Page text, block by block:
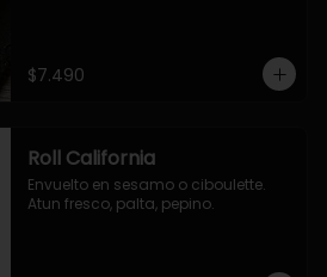
$7.490
Roll California
Envuelto en sesamo o ciboulette.
Atun fresco, palta, pepino.